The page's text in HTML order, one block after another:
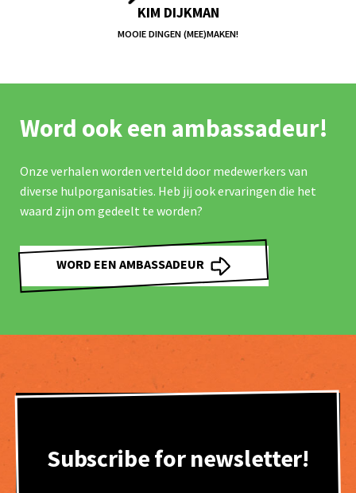
KIM DIJKMAN
MOOIE DINGEN (MEE)MAKEN!
Word ook een ambassadeur!
Onze verhalen worden verteld door medewerkers van
diverse hulporganisaties. Heb jij ook ervaringen die het
waard zijn om gedeelt te worden?
WORD EEN AMBASSADEUR
Subscribe for newsletter!